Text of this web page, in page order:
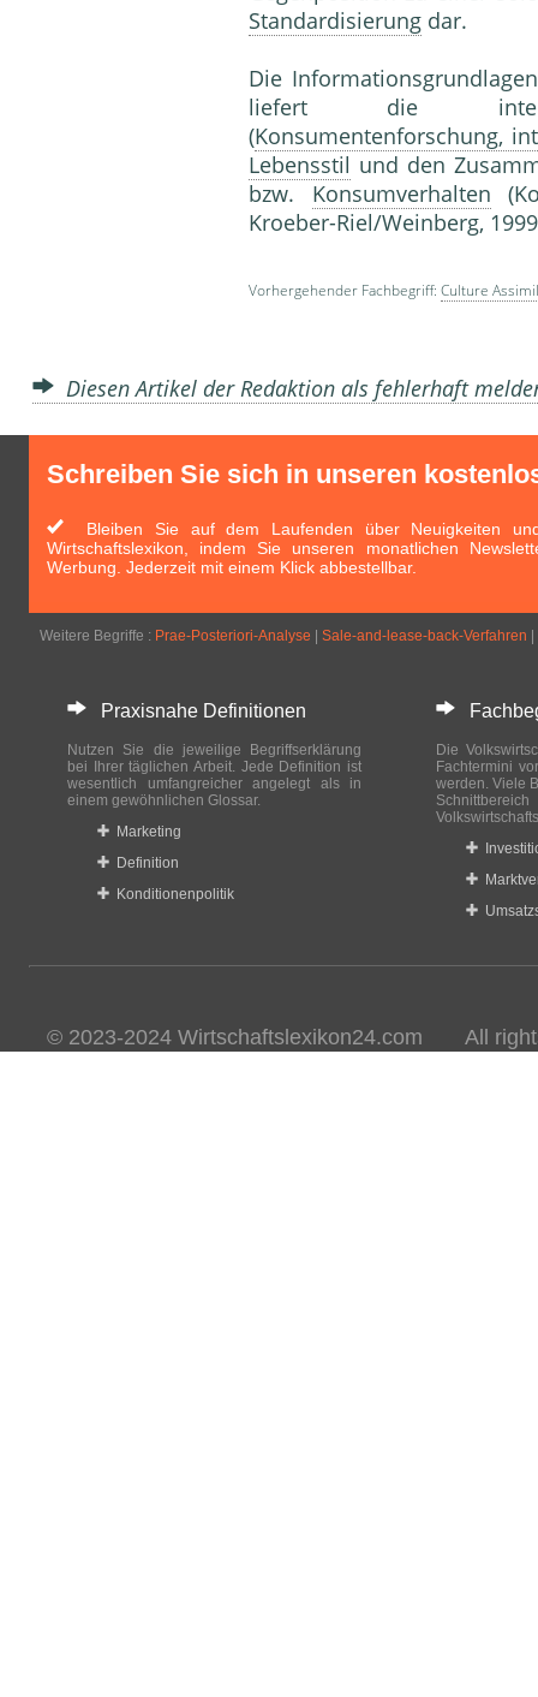
Standardisierung dar.
Die
liefert die
(Konsumentenforschung,
Lebensstil und den
bzw. Konsumverhalten
Kroeber-Riel/Weinberg,
Vorhergehender Fachbegriff: Culture
Diesen Artikel der Redaktion als fehlerhaft
Schreiben Sie sich in unseren
Bleiben Sie auf dem Laufenden über Neuigkeiten
Wirtschaftslexikon, indem Sie unseren monatlichen
Werbung. Jederzeit mit einem Klick abbestellbar.
Weitere Begriffe : Prae-Posteriori-Analyse Sale-and-lease-back-Verfahren
Praxisnahe Definitionen
Nutzen Sie die jeweilige Begriffserklärung
bei Ihrer täglichen Arbeit. Jede Definition ist
wesentlich umfangreicher angelegt als in
einem gewöhnlichen Glossar.
Marketing
Definition
Konditionenpolitik
Die
Fachtermini
werden. Viele
© 2023-2024 Wirtschaftslexikon24.com All